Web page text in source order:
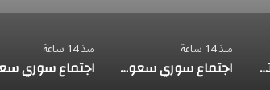
3.46 مليار برميل إنتاج النفط و15 مشروع طاقة متجددة في 2025
منذ 14 ساعة
اجتماع سوري سعودي لبحث فرص الاستثمار في قطاع الكهرباء
منذ 14 ساعة